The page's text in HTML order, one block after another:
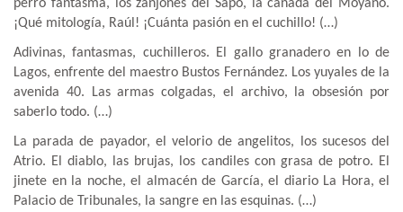
perro fantasma, los zanjones del Sapo, la cañada del Moyano.
¡Qué mitología, Raúl! ¡Cuánta pasión en el cuchillo! (…)
Adivinas, fantasmas, cuchilleros. El gallo granadero en lo de
Lagos, enfrente del maestro Bustos Fernández. Los yuyales de la
avenida 40. Las armas colgadas, el archivo, la obsesión por
saberlo todo. (…)
La parada de payador, el velorio de angelitos, los sucesos del
Atrio. El diablo, las brujas, los candiles con grasa de potro. El
jinete en la noche, el almacén de García, el diario La Hora, el
Palacio de Tribunales, la sangre en las esquinas. (…)